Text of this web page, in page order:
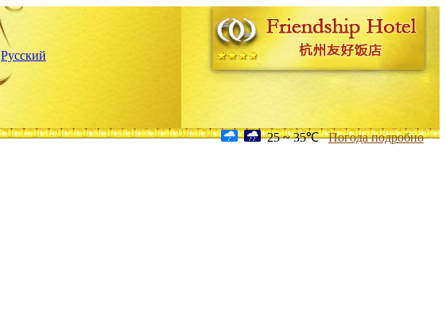
Русский
25 ~ 35℃ Погода подробно